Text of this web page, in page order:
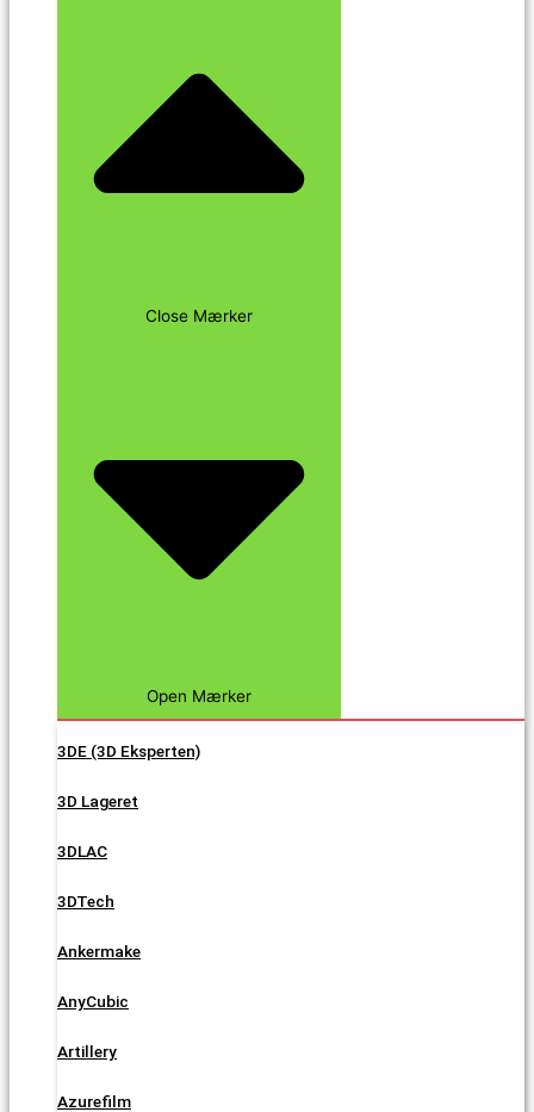
Close Mærker
Open Mærker
3DE (3D Eksperten)
3D Lageret
3DLAC
3DTech
Ankermake
AnyCubic
Artillery
Azurefilm